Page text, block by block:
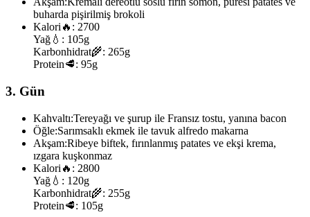
buharda pişirilmiş brokoli
Kalori🔥: 2700
Yağ 💧: 105g
Karbonhidrat🌾: 265g
Protein🥩: 95g
3. Gün
Kahvaltı:Tereyağı ve şurup ile Fransız tostu, yanına bacon
Öğle:Sarımsaklı ekmek ile tavuk alfredo makarna
Akşam:Ribeye biftek, fırınlanmış patates ve ekşi krema,
ızgara kuşkonmaz
Kalori 🔥: 2800
Yağ 💧: 120g
Karbonhidrat🌾: 255g
Protein🥩: 105g